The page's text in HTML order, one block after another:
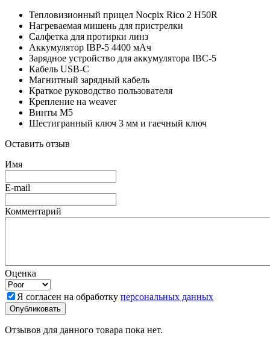
Тепловизионный прицел Nocpix Rico 2 H50R
Нагреваемая мишень для пристрелки
Салфетка для протирки линз
Аккумулятор IBP-5 4400 мАч
Зарядное устройство для аккумулятора IBC-5
Кабель USB-C
Магнитный зарядный кабель
Краткое руководство пользователя
Крепление на weaver
Винты M5
Шестигранный ключ 3 мм и гаечный ключ
Оставить отзыв
Имя
E-mail
Комментарий
Оценка
Я согласен на обработку персональных данных
Отзывов для данного товара пока нет.